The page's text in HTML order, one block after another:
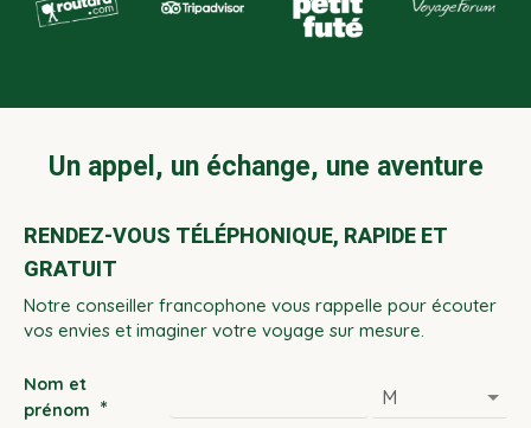
Un appel, un échange, une aventure
RENDEZ-VOUS TÉLÉPHONIQUE, RAPIDE ET
GRATUIT
Notre conseiller francophone vous rappelle pour écouter
vos envies et imaginer votre voyage sur mesure.
Nom et
prénom *